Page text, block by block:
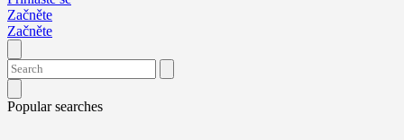
Začněte
Začněte
Popular searches